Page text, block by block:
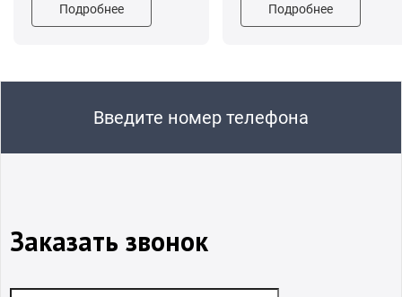
Подробнее Подробнее
Введите номер телефона
Заказать звонок